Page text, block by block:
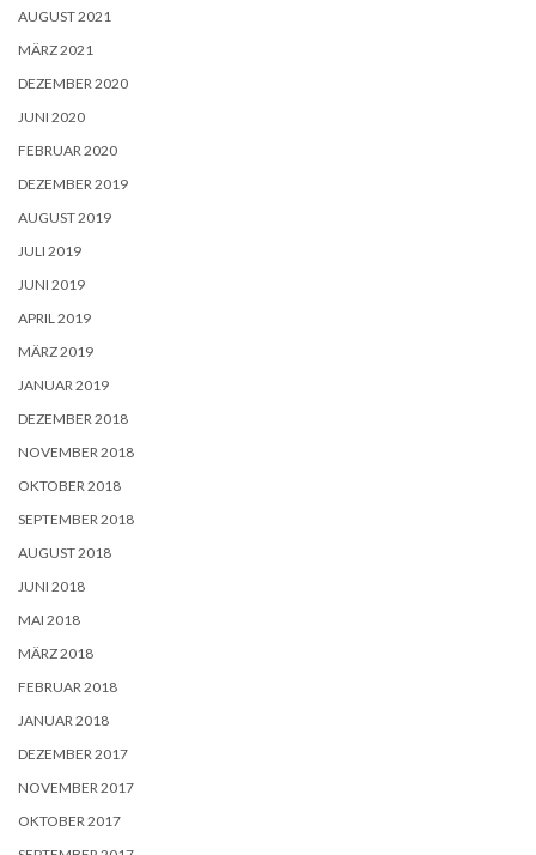
AUGUST 2021
MÄRZ 2021
DEZEMBER 2020
JUNI 2020
FEBRUAR 2020
DEZEMBER 2019
AUGUST 2019
JULI 2019
JUNI 2019
APRIL 2019
MÄRZ 2019
JANUAR 2019
DEZEMBER 2018
NOVEMBER 2018
OKTOBER 2018
SEPTEMBER 2018
AUGUST 2018
JUNI 2018
MAI 2018
MÄRZ 2018
FEBRUAR 2018
JANUAR 2018
DEZEMBER 2017
NOVEMBER 2017
OKTOBER 2017